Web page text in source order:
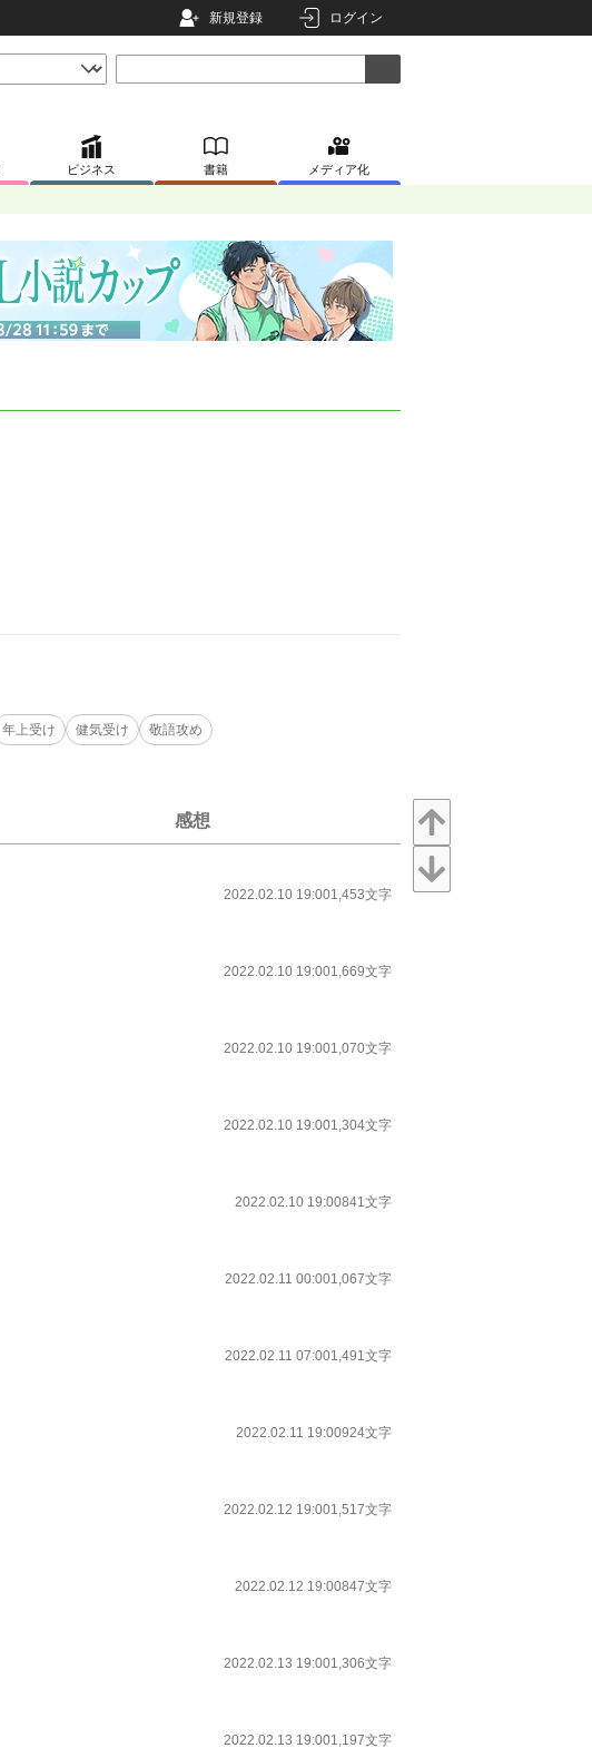
新規登録 ログイン
ビジネス 書籍 メディア化
年上受け 健気受け 敬語攻め
感想
2022.02.10 19:001,453文字
2022.02.10 19:001,669文字
2022.02.10 19:001,070文字
2022.02.10 19:001,304文字
2022.02.10 19:00841文字
2022.02.11 00:001,067文字
2022.02.11 07:001,491文字
2022.02.11 19:00924文字
2022.02.12 19:001,517文字
2022.02.12 19:00847文字
2022.02.13 19:001,306文字
2022.02.13 19:001,197文字